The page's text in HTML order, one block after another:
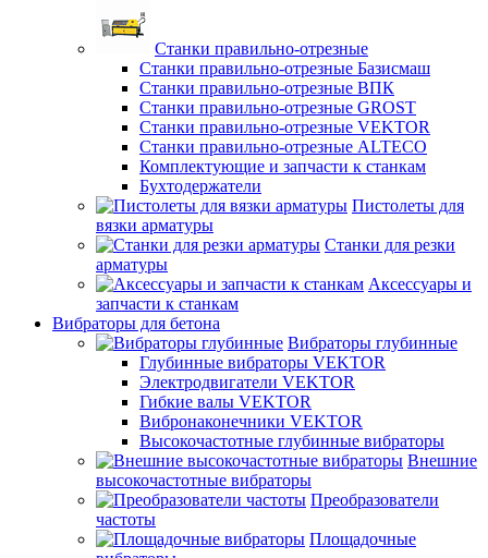
Станки правильно-отрезные
Станки правильно-отрезные Базисмаш
Станки правильно-отрезные ВПК
Станки правильно-отрезные GROST
Станки правильно-отрезные VEKTOR
Станки правильно-отрезные ALTECO
Комплектующие и запчасти к станкам
Бухтодержатели
Пистолеты для
вязки арматуры
Станки для резки
арматуры
Аксессуары и
запчасти к станкам
Вибраторы для бетона
Вибраторы глубинные
Глубинные вибраторы VEKTOR
Электродвигатели VEKTOR
Гибкие валы VEKTOR
Вибронаконечники VEKTOR
Высокочастотные глубинные вибраторы
Внешние
высокочастотные вибраторы
Преобразователи
частоты
Площадочные